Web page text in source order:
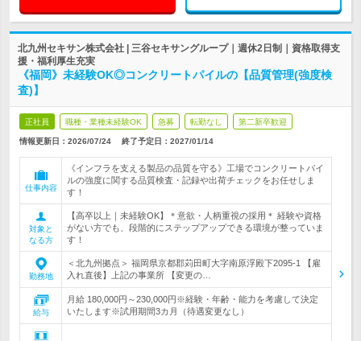
北九州セキサン株式会社 | 三谷セキサングループ｜週休2日制｜資格取得支
援・福利厚生充実
《福岡》未経験OK◎コンクリートパイルの【品質管理(強度検
査)】
正社員 職種・業種未経験OK 急募 転勤なし 第二新卒歓迎
情報更新日：2026/07/24 終了予定日： 2027/01/14
仕事内容
《インフラを支える製品の品質を守る》工場でコンクリートパイ
ルの強度に関する品質検査・記録や出荷チェックをお任せしま
す！
対象と
なる方
【高卒以上｜未経験OK】＊意欲・人柄重視の採用＊ 経験や資格
がない方でも、段階的にステップアップできる環境が整っていま
す！
勤務地
＜北九州拠点＞ 福岡県京都郡苅田町大字南原浮殿下2095-1 【雇
入れ直後】上記の事業所 【変更の…
給与
月給 180,000円～230,000円※経験・年齢・能力を考慮して決定
いたします※試用期間3カ月（待遇変更なし）